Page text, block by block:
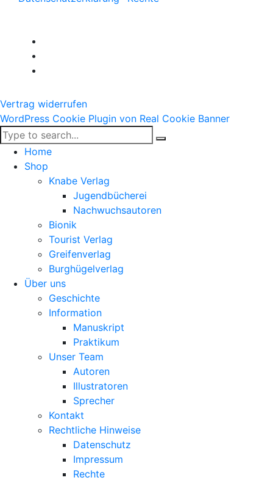
Vertrag widerrufen
WordPress Cookie Plugin von Real Cookie Banner
Home
Shop
Knabe Verlag
Jugendbücherei
Nachwuchsautoren
Bionik
Tourist Verlag
Greifenverlag
Burghügelverlag
Über uns
Geschichte
Information
Manuskript
Praktikum
Unser Team
Autoren
Illustratoren
Sprecher
Kontakt
Rechtliche Hinweise
Datenschutz
Impressum
Rechte